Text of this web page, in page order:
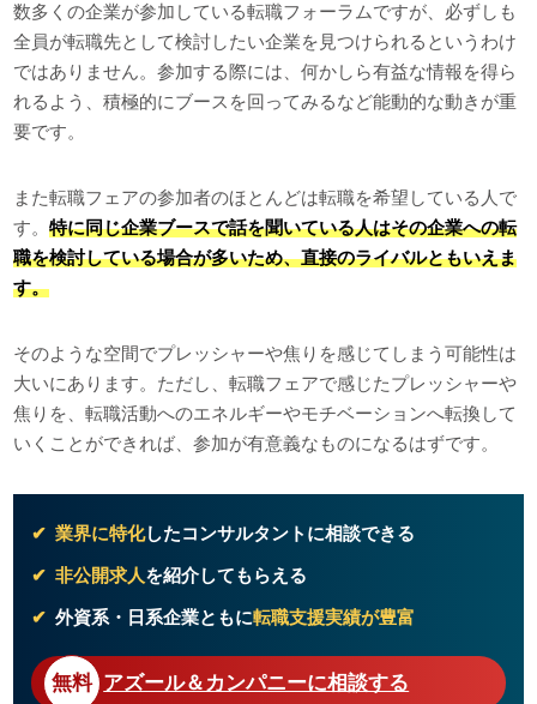
数多くの企業が参加している転職フォーラムですが、必ずしも
全員が転職先として検討したい企業を見つけられるというわけ
ではありません。参加する際には、何かしら有益な情報を得ら
れるよう、積極的にブースを回ってみるなど能動的な動きが重
要です。
また転職フェアの参加者のほとんどは転職を希望している人で
す。特に同じ企業ブースで話を聞いている人はその企業への転
職を検討している場合が多いため、直接のライバルともいえま
す。
そのような空間でプレッシャーや焦りを感じてしまう可能性は
大いにあります。ただし、転職フェアで感じたプレッシャーや
焦りを、転職活動へのエネルギーやモチベーションへ転換して
いくことができれば、参加が有意義なものになるはずです。
業界に特化したコンサルタントに相談できる
非公開求人を紹介してもらえる
外資系・日系企業ともに転職支援実績が豊富
アズール＆カンパニーに相談する